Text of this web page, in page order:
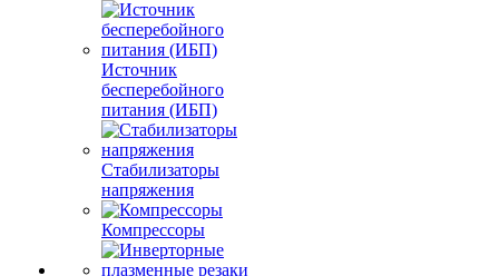
Источник
бесперебойного
питания (ИБП)
Стабилизаторы
напряжения
Компрессоры